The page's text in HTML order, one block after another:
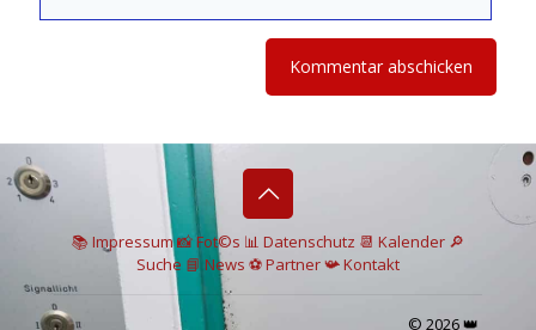
📚 Impressum📸Fot©s 📊 Datenschutz 📆 Kalender 🔎
Suche 📘 News ⚽Partner📯Kontakt
© 2026 👑